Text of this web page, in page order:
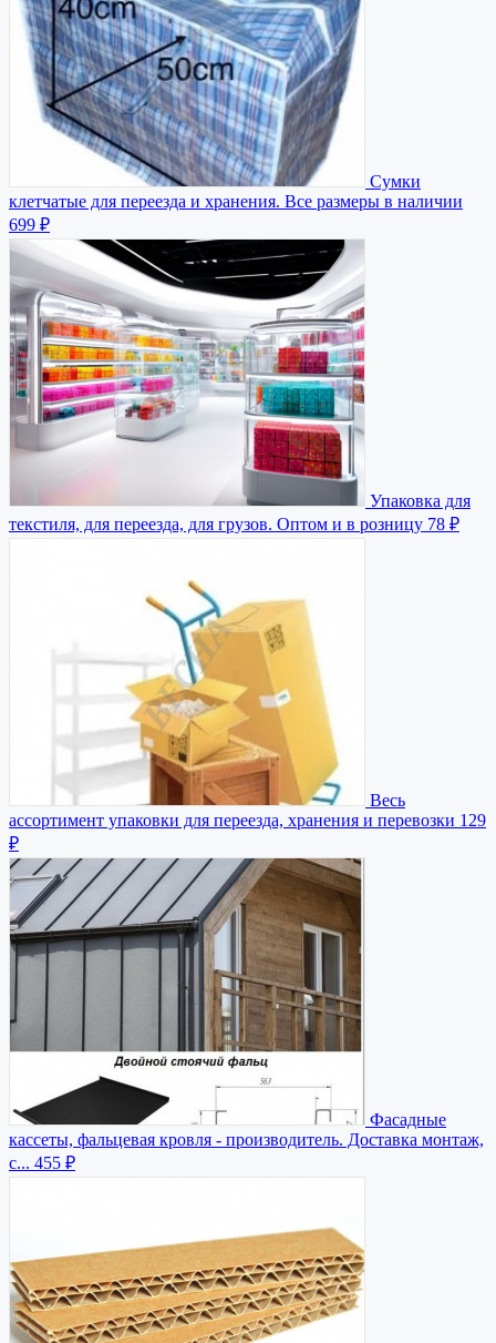
Сумки
клетчатые для переезда и хранения. Все размеры в наличии
699 ₽
Упаковка для
текстиля, для переезда, для грузов. Оптом и в розницу 78 ₽
Весь
ассортимент упаковки для переезда, хранения и перевозки 129
₽
Фасадные
кассеты, фальцевая кровля - производитель. Доставка монтаж,
с... 455 ₽